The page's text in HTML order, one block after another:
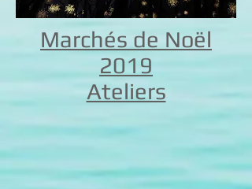
Marchés de Noël
2019
Ateliers